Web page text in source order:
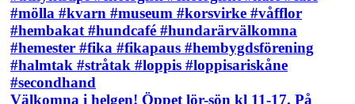
Välkomna i helgen! Öppet lör-sön kl 11-17. På